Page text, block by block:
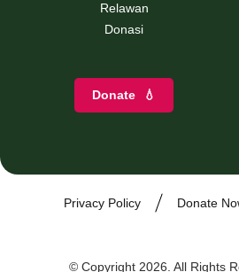
Relawan
Donasi
Donate 💧
Privacy Policy Donate
© Copyright 2026. All Rights